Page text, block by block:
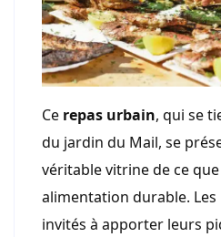
Ce repas urbain, qui se
du jardin du Mail, se
véritable vitrine de ce
alimentation durable.
invités à apporter leurs